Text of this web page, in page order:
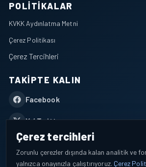
POLITIKALAR
KVKK Aydınlatma Metni
Çerez Politikası
Çerez Tercihleri
TAKIPTE KALIN
Facebook
X / Twitter
YouTube
WhatsApp
Çerez tercihleri
Zorunlu çerezler dışında kalan analitik ve
yalnızca onayınızla çalıştırıyoruz. Çerez